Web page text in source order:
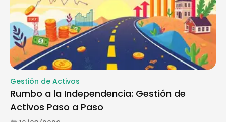
Gestión de Activos
Rumbo a la Independencia: Gestión de
Activos Paso a Paso